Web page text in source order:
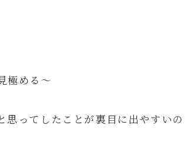
極める～
ってしたことが裏目に出やすいの